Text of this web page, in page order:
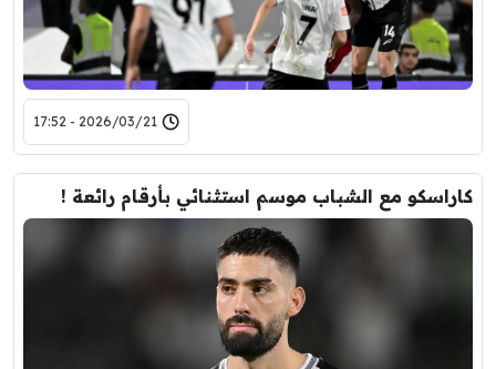
2026/03/21 - 17:52
كاراسكو مع الشباب موسم استثنائي بأرقام رائعة !